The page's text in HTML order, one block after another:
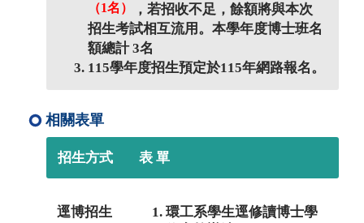
（1名）
，若招收不足，餘額將與本次
招生考試相互流用。本學年度博士班名
額總計 3名
115學年度招生預定於115年網路報名。
相關表單
招生方式 表 單
逕博招生
環工系學生逕修讀博士學